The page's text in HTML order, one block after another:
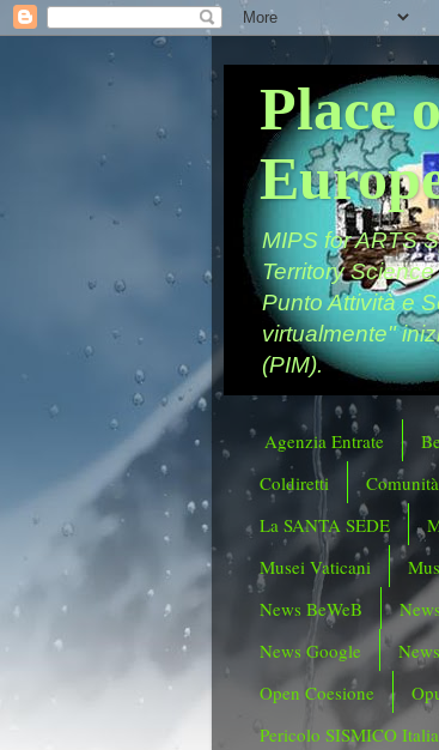
Place
MIPS for ARTS
Territory
Punto Attività e
virtualmente"
(PIM).
Agenzia Entrate
Coldiretti
La SANTA SEDE
Musei Vaticani
News BeWeB
News Google
Open Coesione
Pericolo SISMICO Italia